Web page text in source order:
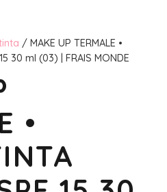
/ MAKE UP TERMALE •
30 ml (03) | FRAIS MONDE
•